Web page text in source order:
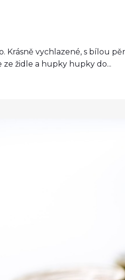
vychlazené, s bílou
židle a hupky hupky do...